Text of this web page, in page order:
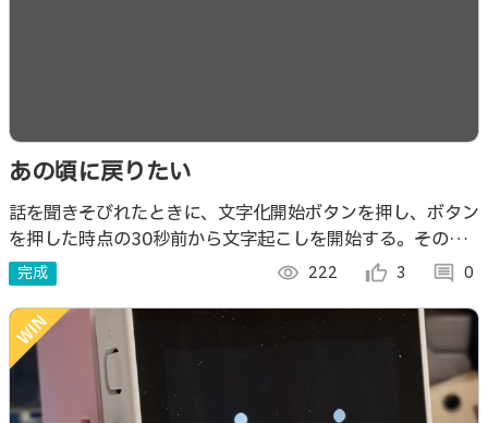
あの頃に戻りたい
話を聞きそびれたときに、文字化開始ボタンを押し、ボタン
を押した時点の30秒前から文字起こしを開始する。そのあ
とも文字化終了ボタンを押すまで現在の音声を文字起こしし
続ける。
完成 visibility 222 thumb_up_alt 3 comment 0